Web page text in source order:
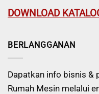
DOWNLOAD
BERLANGGANAN
Dapatkan info bisnis &
Rumah Mesin melalui